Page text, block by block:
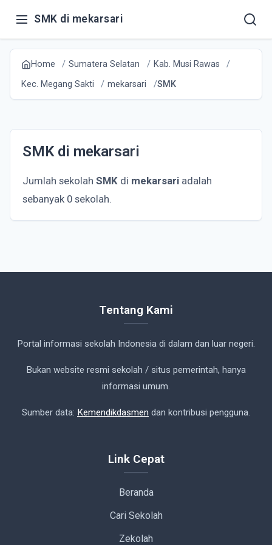
SMK di mekarsari
Home Sumatera Selatan
Kab. Musi Rawas
Kec. Megang Sakti
mekarsari SMK
SMK di mekarsari
Jumlah sekolah SMK di mekarsari adalah
sebanyak 0 sekolah.
Tentang Kami
Portal informasi sekolah Indonesia di dalam dan luar negeri.
Bukan website resmi sekolah / situs pemerintah, hanya
informasi umum.
Sumber data: Kemendikdasmen dan kontribusi pengguna.
Link Cepat
Beranda
Cari Sekolah
Zekolah